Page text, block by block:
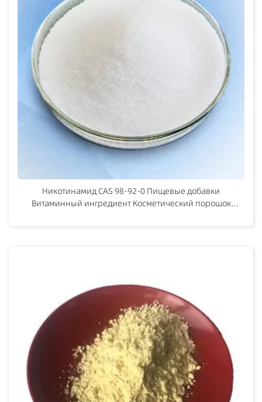
Никотинамид CAS 98-92-0 Пищевые добавки
Витаминный ингредиент Косметический порошок